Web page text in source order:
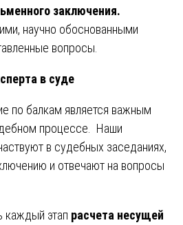
заключения.
научно обоснованными
вопросы.
в суде
по балкам является важным
процессе. Наши
в судебных заседаниях,
и отвечают на вопросы
каждый этап расчета несущей